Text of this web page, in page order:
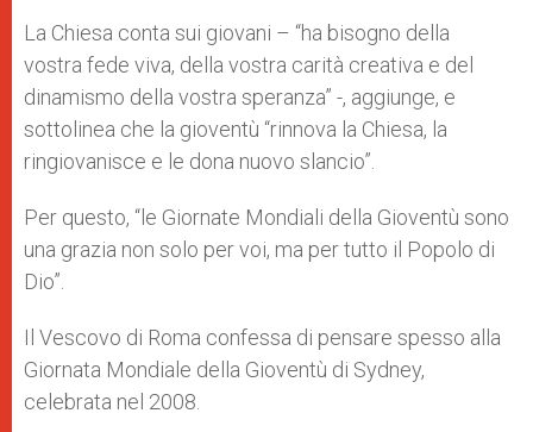
La Chiesa conta sui giovani – “ha bisogno della
vostra fede viva, della vostra carità creativa e del
dinamismo della vostra speranza” -, aggiunge, e
sottolinea che la gioventù “rinnova la Chiesa, la
ringiovanisce e le dona nuovo slancio”.
Per questo, “le Giornate Mondiali della Gioventù sono
una grazia non solo per voi, ma per tutto il Popolo di
Dio”.
Il Vescovo di Roma confessa di pensare spesso alla
Giornata Mondiale della Gioventù di Sydney,
celebrata nel 2008.